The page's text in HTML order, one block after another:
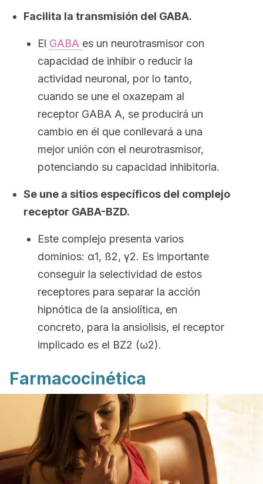
Facilita la transmisión del GABA.
El GABA es un neurotrasmisor con
capacidad de inhibir o reducir la
actividad neuronal, por lo tanto,
cuando se une el oxazepam al
receptor GABA A, se producirá un
cambio en él que conllevará a una
mejor unión con el neurotrasmisor,
potenciando su capacidad inhibitoria.
Se une a sitios específicos del complejo
receptor GABA-BZD.
Este complejo presenta varios
dominios: α1, ß2, γ2. Es importante
conseguir la selectividad de estos
receptores para separar la acción
hipnótica de la ansiolítica, en
concreto, para la ansiolisis, el receptor
implicado es el BZ2 (ω2).
Farmacocinética